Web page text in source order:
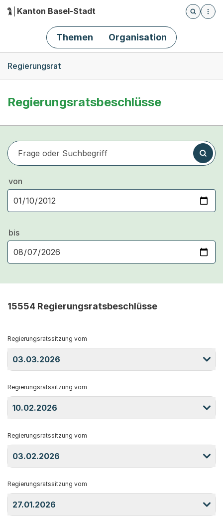
Hauptnavigation
Kanton Basel-Stadt
Öffnet
Themen Organisation
Regierungsrat
Regierungsratsbeschlüsse
Frage oder Suchbegriff
Suchen
von
bis
15554 Regierungsratsbeschlüsse
Regierungsratssitzung vom
03.03.2026
Regierungsratssitzung vom
10.02.2026
Regierungsratssitzung vom
03.02.2026
Regierungsratssitzung vom
27.01.2026